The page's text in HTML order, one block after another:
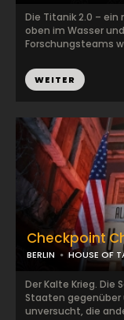
Checkpoint
BERLIN HOUSE OF
Der Kalte Krieg.
Staaten gegenüber
unversucht, die
Die Titanik 2.0 –
oben im Wasser
Forschungsteams
WEITER